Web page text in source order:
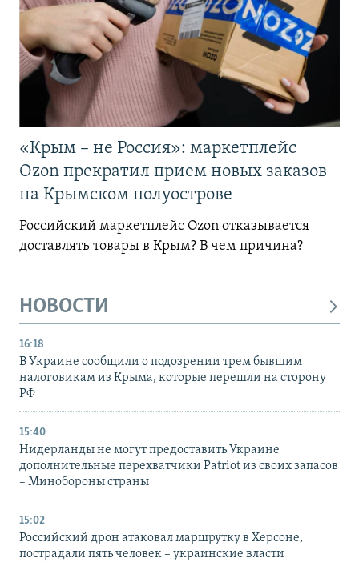
«Крым – не Россия»: маркетплейс
Ozon прекратил прием новых заказов
на Крымском полуострове
Российский маркетплейс Ozon отказывается
доставлять товары в Крым? В чем причина?
НОВОСТИ
16:18
В Украине сообщили о подозрении трем бывшим
налоговикам из Крыма, которые перешли на сторону
РФ
15:40
Нидерланды не могут предоставить Украине
дополнительные перехватчики Patriot из своих запасов
– Минобороны страны
15:02
Российский дрон атаковал маршрутку в Херсоне,
пострадали пять человек – украинские власти